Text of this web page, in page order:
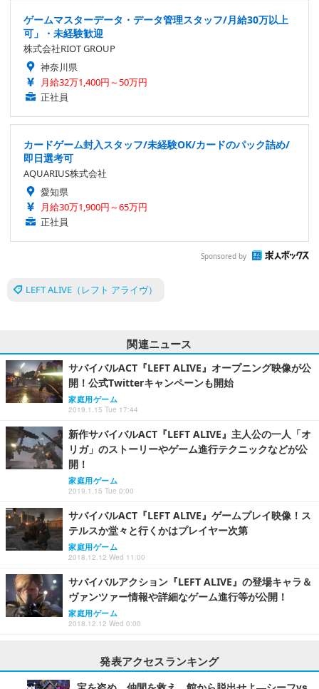
ゲームマスターデータ・データ管理スタッフ/月給30万以上
可」・未経験歓迎
株式会社RIOT GROUP
神奈川県
月給32万1,400円～50万円
正社員
カードゲーム封入スタッフ/未経験OK/カードのパック詰め/
即日選考可
AQUARIUS株式会社
愛知県
月給30万1,900円～65万円
正社員
Sponsored by
LEFT ALIVE（レフト アライヴ）
関連ニュース
サバイバルACT『LEFT ALIVE』オープニング映像が公
開！公式Twitterキャンペーンも開始
家庭用ゲーム
2019.1.15 Tue 17:44
新作サバイバルACT『LEFT ALIVE』主人公の一人「オ
リガ」のストーリーやゲーム進行テクニックなどが公
開！
家庭用ゲーム
2019.1.15 Tue 0:00
サバイバルACT『LEFT ALIVE』ゲームプレイ映像！ス
テルスか堂々と行くかはプレイヤー次第
家庭用ゲーム
2018.12.12 Wed 11:00
サバイバルアクション『LEFT ALIVE』の登場キャラ＆
ヴァンツァー情報や詳細なゲーム進行等が公開！
家庭用ゲーム
2018.12.12 Wed 0:00
発表アクセスランキング
宝を盗め、仲間を救え、館から脱出せよ―シーフvs